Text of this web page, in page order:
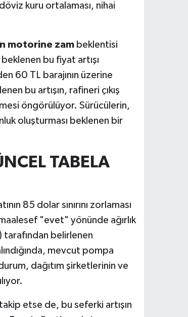
kuru ortalaması, nihai
motorine zambeklentisi
bu fiyat artışı
60 TL barajının üzerine
bu artışın, rafineri çıkış
öngörülüyor. Sürücülerin,
oluşturması beklenen bir
TABELA
85 dolar sınırını zorlaması
"evet" yönünde ağırlık
tarafından belirlenen
mevcut pompa
dağıtım şirketlerinin ve
etse de, bu seferki artışın